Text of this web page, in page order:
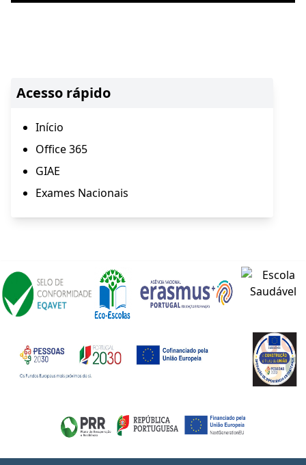
Acesso rápido
Início
Office 365
GIAE
Exames Nacionais